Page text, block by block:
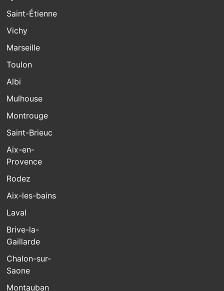
Saint-Étienne
Vichy
Marseille
Toulon
Albi
Mulhouse
Montrouge
Saint-Brieuc
Aix-en-
Provence
Rodez
Aix-les-bains
Laval
Brive-la-
Gaillarde
Chalon-sur-
Saone
Montauban